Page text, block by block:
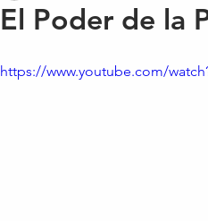
El Poder de la
https://www.youtube.com/